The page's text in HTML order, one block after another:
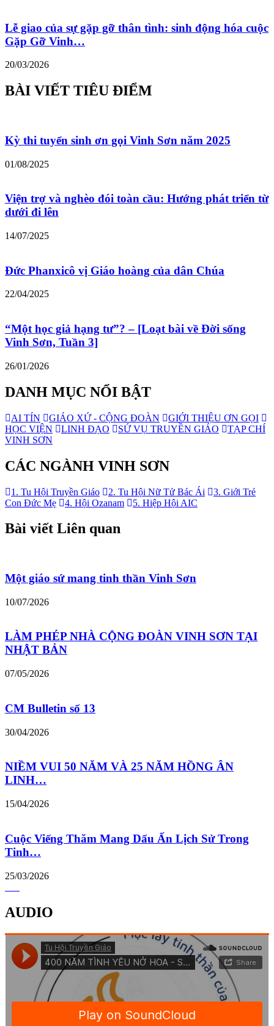
Lễ giao của sự gặp gỡ thân tình: sinh động hóa cuộc
Gặp Gỡ Vinh…
20/03/2026
BÀI VIẾT TIÊU ĐIỂM
Kỳ thi tuyển sinh ơn gọi Vinh Sơn năm 2025
01/08/2025
Viện trợ và nghèo đói toàn cầu: Hướng phát triển từ
dưới đi lên
14/07/2025
Đức Phanxicô vị Giáo hoàng của dân Chúa
22/04/2025
“Một học giả hạng tư”? – [Loạt bài về Đời sống
Vinh Sơn, Tuần 3]
26/01/2026
DANH MỤC NỔI BẬT
AI TÍN GIÁO XỨ - CỘNG ĐOÀN
GIỚI THIỆU ƠN GỌI
HỌC VIỆN
LINH ĐẠO SỨ VỤ TRUYỀN GIÁO
TẠP CHÍ
VINH SƠN
CÁC NGÀNH VINH SƠN
1. Tu Hội Truyền Giáo 2. Tu Hội Nữ Tử Bác Ái
3. Giới Trẻ
Con Đức Mẹ
4. Hội Ozanam 5. Hiệp Hội AIC
Bài viết Liên quan
Một giáo sứ mang tinh thần Vinh Sơn
10/07/2026
LÀM PHÉP NHÀ CỘNG ĐOÀN VINH SƠN TẠI
NHẬT BẢN
07/05/2026
CM Bulletin số 13
30/04/2026
NIỀM VUI 50 NĂM VÀ 25 NĂM HỒNG ÂN
LINH…
15/04/2026
Cuộc Viếng Thăm Mang Dấu Ấn Lịch Sử Trong
Tinh…
25/03/2026
AUDIO